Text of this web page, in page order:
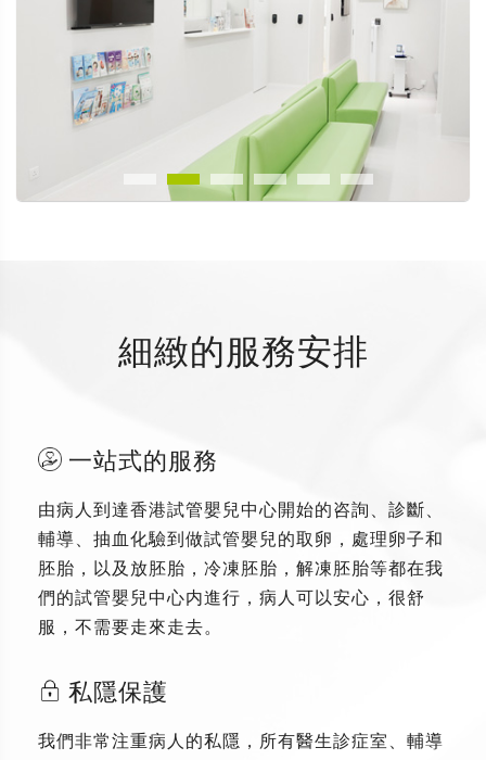
細緻的服務安排
一站式的服務
由病人到達香港試管嬰兒中心開始的咨詢、診斷、
輔導、抽血化驗到做試管嬰兒的取卵，處理卵子和
胚胎，以及放胚胎，冷凍胚胎，解凍胚胎等都在我
們的試管嬰兒中心内進行，病人可以安心，很舒
服，不需要走來走去。
私隱保護
我們非常注重病人的私隱，所有醫生診症室、輔導